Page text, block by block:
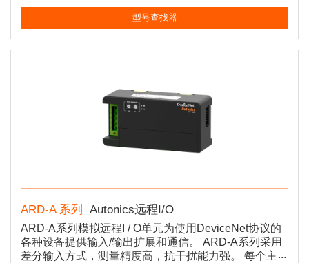
型号查找器
ARD-A 系列 Autonics远程I/O
ARD-A系列模拟远程I / O单元为使用DeviceNet协议的
各种设备提供输入/输出扩展和通信。 ARD-A系列采用
差分输入方式，测量精度高，抗干扰能力强。 每个主机